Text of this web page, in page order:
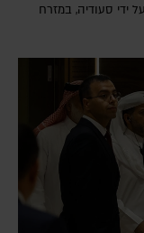
ידי סעודיה, במזרח